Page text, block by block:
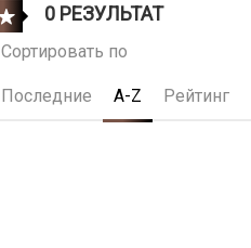
0 РЕЗУЛЬТАТ
Сортировать по
Последние A-Z Рейтинг